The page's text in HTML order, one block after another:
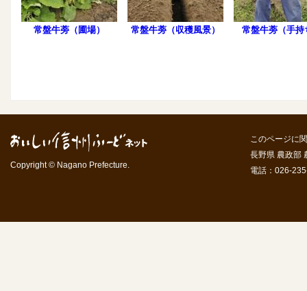
常盤牛蒡（圃場） 常盤牛蒡（収穫風景） 常盤牛蒡（手持
Copyright © Nagano Prefecture.
このページに
長野県 農政部
電話：026-